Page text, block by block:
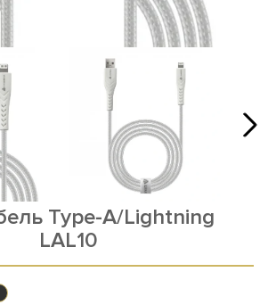
Type-A/Lightning
LAL10